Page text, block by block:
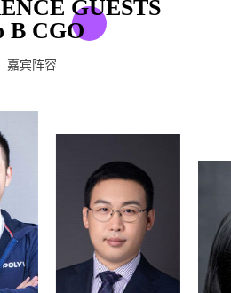
GUESTS
B CGO
嘉宾阵容